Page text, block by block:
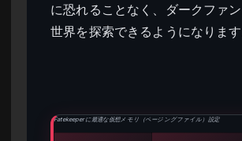
に恐れることなく、ダークファ
世界を探索できるようになります
Fatekeeperに最適な仮想メモリ（ページングファイル）設定